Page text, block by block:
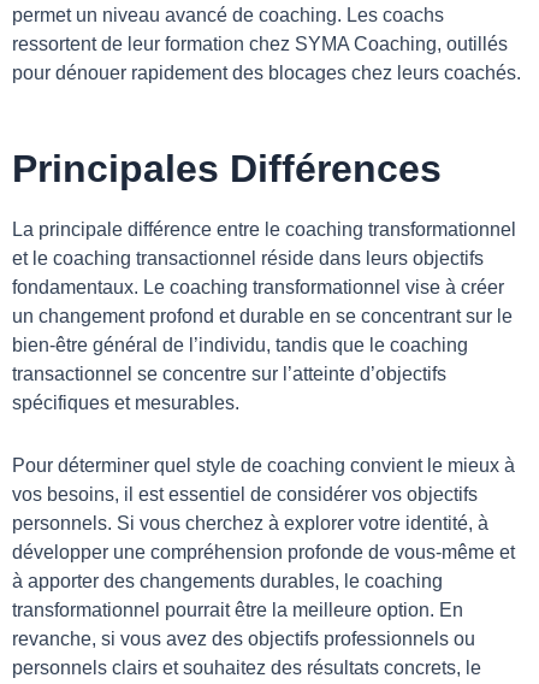
permet un niveau avancé de coaching. Les coachs
ressortent de leur formation chez SYMA Coaching, outillés
pour dénouer rapidement des blocages chez leurs coachés.
Principales Différences
La principale différence entre le coaching transformationnel
et le coaching transactionnel réside dans leurs objectifs
fondamentaux. Le coaching transformationnel vise à créer
un changement profond et durable en se concentrant sur le
bien-être général de l’individu, tandis que le coaching
transactionnel se concentre sur l’atteinte d’objectifs
spécifiques et mesurables.
Pour déterminer quel style de coaching convient le mieux à
vos besoins, il est essentiel de considérer vos objectifs
personnels. Si vous cherchez à explorer votre identité, à
développer une compréhension profonde de vous-même et
à apporter des changements durables, le coaching
transformationnel pourrait être la meilleure option. En
revanche, si vous avez des objectifs professionnels ou
personnels clairs et souhaitez des résultats concrets, le